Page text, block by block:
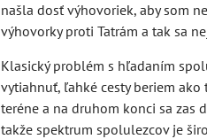
našla dosť výhovoriek, aby som
výhovorky proti Tatrám a tak sa
Klasický problém s hľadaním
vytiahnuť, ľahké cesty beriem
teréne a na druhom konci sa zas
takže spektrum spolulezcov je